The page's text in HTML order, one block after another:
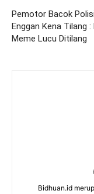
Pemotor Bacok
Enggan Kena Tilang :
Meme Lucu Ditilang
Bidhuan.id